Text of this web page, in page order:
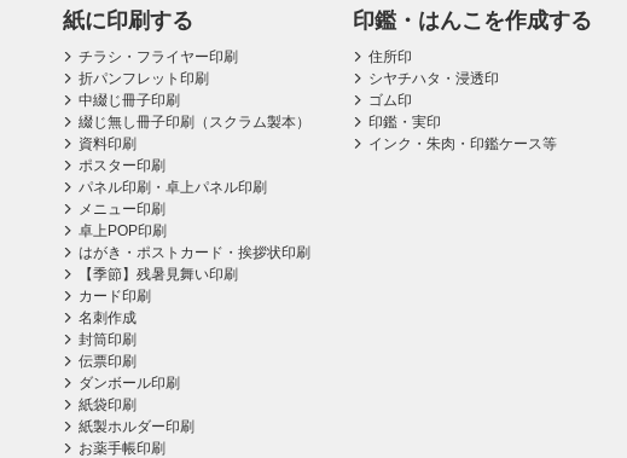
紙に印刷する
チラシ・フライヤー印刷
折パンフレット印刷
中綴じ冊子印刷
綴じ無し冊子印刷（スクラム製本）
資料印刷
ポスター印刷
パネル印刷・卓上パネル印刷
メニュー印刷
卓上POP印刷
はがき・ポストカード・挨拶状印刷
【季節】残暑見舞い印刷
カード印刷
名刺作成
封筒印刷
伝票印刷
ダンボール印刷
紙袋印刷
紙製ホルダー印刷
お薬手帳印刷
印鑑・はんこを作成する
住所印
シヤチハタ・浸透印
ゴム印
印鑑・実印
インク・朱肉・印鑑ケース等